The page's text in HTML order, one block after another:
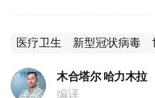
医疗卫生 新型冠状病毒
木合塔尔 哈力木拉
编译